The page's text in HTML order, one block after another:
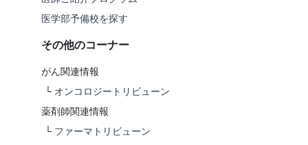
医学部予備校を探す
その他のコーナー
がん関連情報
└ オンコロジートリビューン
薬剤師関連情報
└ ファーマトリビューン